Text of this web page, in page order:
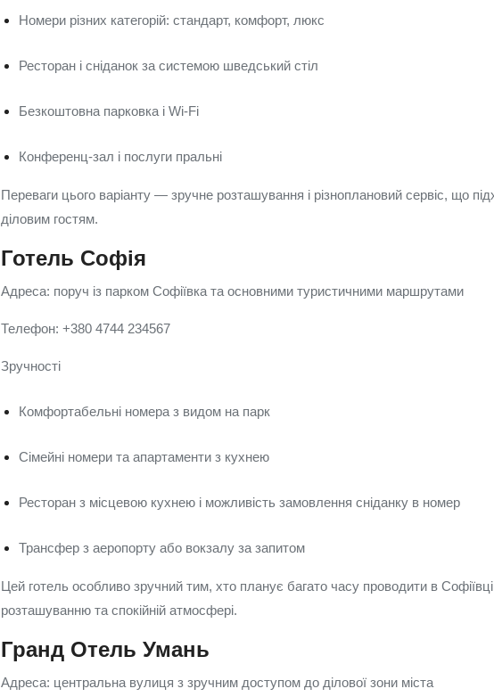
Номери різних категорій: стандарт, комфорт, люкс
Ресторан і сніданок за системою шведський стіл
Безкоштовна парковка і Wi-Fi
Конференц-зал і послуги пральні
Переваги цього варіанту — зручне розташування і різноплановий сервіс, що
діловим гостям.
Готель Софія
Адреса: поруч із парком Софіївка та основними туристичними маршрутами
Телефон: +380 4744 234567
Зручності
Комфортабельні номера з видом на парк
Сімейні номери та апартаменти з кухнею
Ресторан з місцевою кухнею і можливість замовлення сніданку в номер
Трансфер з аеропорту або вокзалу за запитом
Цей готель особливо зручний тим, хто планує багато часу проводити в
розташуванню та спокійній атмосфері.
Гранд Отель Умань
Адреса: центральна вулиця з зручним доступом до ділової зони міста